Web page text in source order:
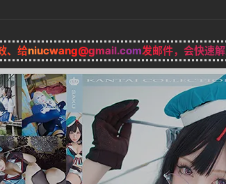
、给niucwang@gmail.com发邮件，会快速解